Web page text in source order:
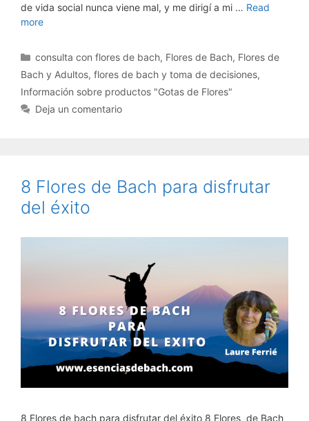
de vida social nunca viene mal, y me dirigí a mi … Read
more
Categorías
consulta con flores de bach, Flores de Bach, Flores de
Bach y Adultos, flores de bach y toma de decisiones,
Información sobre productos "Gotas de Flores"
Deja un comentario
8 Flores de Bach para disfrutar
del éxito
8 Flores de bach para disfrutar del éxito 8 Flores de Bach